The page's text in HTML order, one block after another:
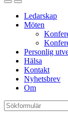
Slå
mobilmenyn
Slå
på/av
sökfältet
Ledarskap
Möten
Personlig
Hälsa
Kontakt
Nyhetsbrev
Om